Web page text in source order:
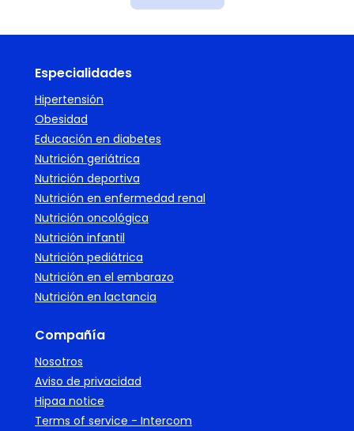
Especialidades
Hipertensión
Obesidad
Educación en diabetes
Nutrición geriátrica
Nutrición deportiva
Nutrición en enfermedad renal
Nutrición oncológica
Nutrición infantil
Nutrición pediátrica
Nutrición en el embarazo
Nutrición en lactancia
Compañía
Nosotros
Aviso de privacidad
Hipaa notice
Terms of service - Intercom